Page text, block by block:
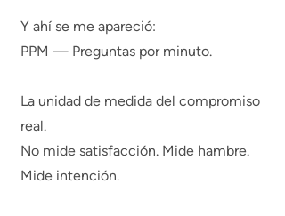
Y ahí se me apareció:
PPM — Preguntas por minuto.
La unidad de medida del compromiso
real.
No mide satisfacción. Mide hambre.
Mide intención.